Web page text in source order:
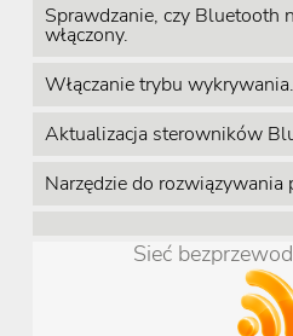
Sprawdzanie, czy Bluetooth
włączony.
Włączanie trybu wykrywania.
Aktualizacja sterowników
Narzędzie do rozwiązywania
Sieć